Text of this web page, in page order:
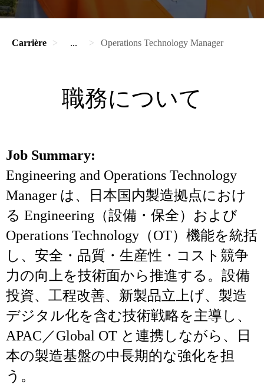
Carrière ... Operations Technology Manager
職務について
Job Summary:
Engineering and Operations Technology
Manager は、日本国内製造拠点におけ
る Engineering（設備・保全）および
Operations Technology（OT）機能を統括
し、安全・品質・生産性・コスト競争
力の向上を技術面から推進する。設備
投資、工程改善、新製品立上げ、製造
デジタル化を含む技術戦略を主導し、
APAC／Global OT と連携しながら、日
本の製造基盤の中長期的な強化を担
う。